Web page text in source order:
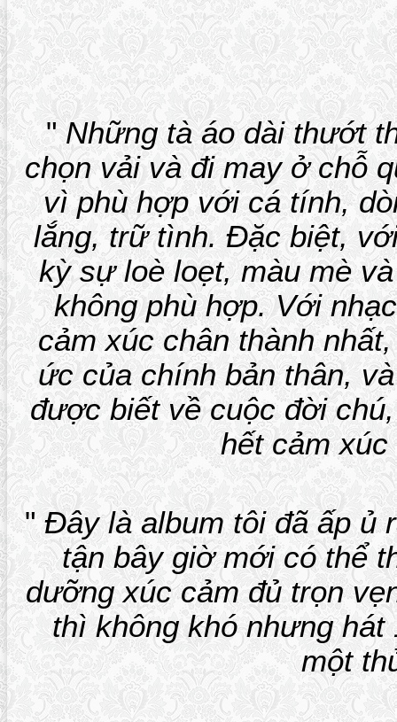
"Những tà áo dài thướt
chọn vải và đi may ở chỗ
vì phù hợp với cá tính,
lắng, trữ tình. Đặc biệt,
kỳ sự loè loẹt, màu mè
không phù hợp. Với
cảm xúc chân thành
ức của chính bản thân,
được biết về cuộc đời
hết cảm xúc
"Đây là album tôi đã ấp ủ
tận bây giờ mới có thể
dưỡng xúc cảm đủ trọn
thì không khó nhưng hát
một